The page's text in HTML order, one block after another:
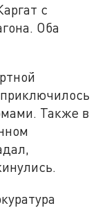
с
Оба
Также в